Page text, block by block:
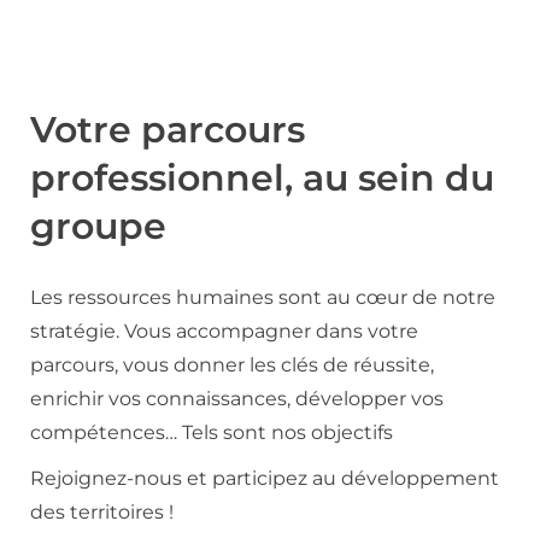
Votre parcours
professionnel, au sein du
groupe
Les ressources humaines sont au cœur de notre
stratégie. Vous accompagner dans votre
parcours, vous donner les clés de réussite,
enrichir vos connaissances, développer vos
compétences… Tels sont nos objectifs
Rejoignez-nous et participez au développement
des territoires !